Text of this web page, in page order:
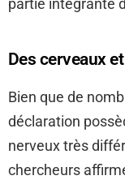
partie intégrante
Des cerveaux
Bien que de
déclaration
nerveux très
chercheurs